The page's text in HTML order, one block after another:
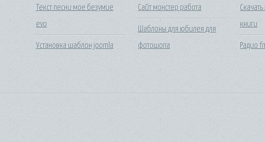
Текст песни мое безумие
evo
Установка шаблон joomla
Сайт монстер работа
Шаблоны для юбилея для
фотошопа
книги
Радио